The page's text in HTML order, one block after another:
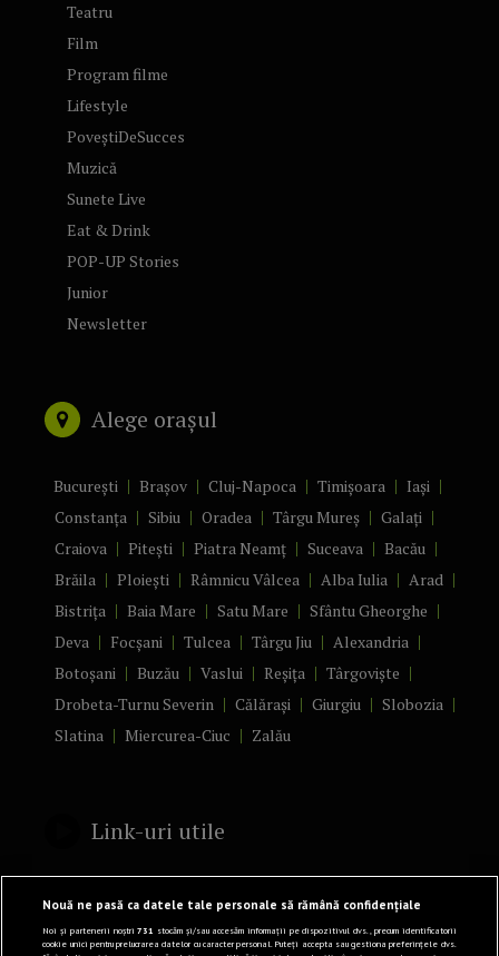
Teatru
Film
Program filme
Lifestyle
PoveștiDeSucces
Muzică
Sunete Live
Eat & Drink
POP-UP Stories
Junior
Newsletter
Alege orașul
București Brașov Cluj-Napoca Timișoara
Iași
Constanța
Sibiu Oradea Târgu Mureș
Galați
Craiova
Pitești Piatra Neamț Suceava
Bacău
Brăila
Ploiești Râmnicu Vâlcea Alba Iulia
Arad
Bistrița
Baia Mare Satu Mare
Sfântu Gheorghe
Deva
Focșani Tulcea Târgu Jiu
Alexandria
Botoșani
Buzău Vaslui Reșița
Târgoviște
Drobeta-Turnu Severin
Călărași Giurgiu
Slobozia
Slatina
Miercurea-Ciuc Zalău
Link-uri utile
Politică de confidențialitate
Termeni și Condiții
Nouă ne pasă ca datele tale personale să rămână confidențiale
Noi și partenerii noștri731 stocăm și/sau accesăm informații pe dispozitivul dvs., precum identificatorii
cookie unici pentru prelucrarea datelor cu caracter personal. Puteți accepta sau gestiona preferințele dvs.